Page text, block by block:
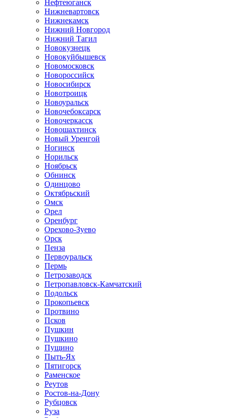
Нефтеюганск
Нижневартовск
Нижнекамск
Нижний Новгород
Нижний Тагил
Новокузнецк
Новокуйбышевск
Новомосковск
Новороссийск
Новосибирск
Новотроицк
Новоуральск
Новочебоксарск
Новочеркасск
Новошахтинск
Новый Уренгой
Ногинск
Норильск
Ноябрьск
Обнинск
Одинцово
Октябрьский
Омск
Орел
Оренбург
Орехово-Зуево
Орск
Пенза
Первоуральск
Пермь
Петрозаводск
Петропавловск-Камчатский
Подольск
Прокопьевск
Протвино
Псков
Пушкин
Пушкино
Пущино
Пыть-Ях
Пятигорск
Раменское
Реутов
Ростов-на-Дону
Рубцовск
Руза